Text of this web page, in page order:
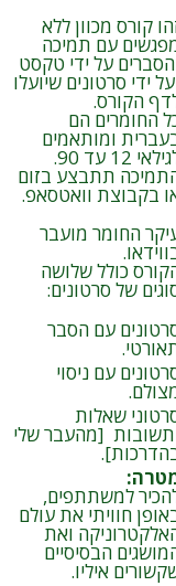
קורס מכוון ללא
עם תמיכה
על ידי טקסט
ידי סרטונים שיועלו
הקורס.
החומרים הם
ומותאמים
12 עד 90.
תתבצע בזום
בקבוצת וואטסאפ.
החומר מועבר
כולל שלושה
של סרטונים:
עם הסבר
עם ניסוי
שאלות
[מהעבר שלי
:
למשתתפים,
חוויתי את עולם
ואת
הבסיסיים
איליו.